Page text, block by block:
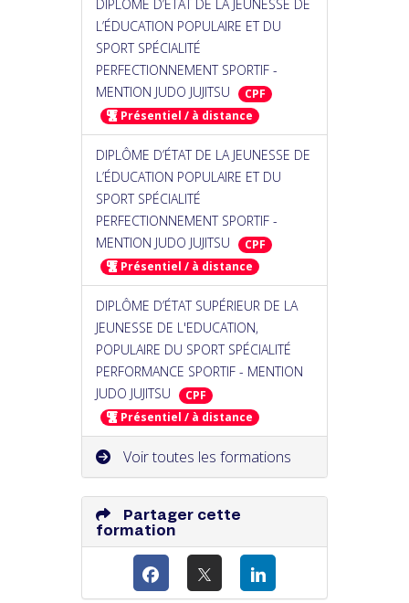
DIPLÔME D’ÉTAT DE LA JEUNESSE DE
L’ÉDUCATION POPULAIRE ET DU
SPORT SPÉCIALITÉ
PERFECTIONNEMENT SPORTIF -
MENTION JUDO JUJITSU
CPF
Présentiel / à distance
DIPLÔME D’ÉTAT DE LA JEUNESSE DE
L’ÉDUCATION POPULAIRE ET DU
SPORT SPÉCIALITÉ
PERFECTIONNEMENT SPORTIF -
MENTION JUDO JUJITSU
CPF
Présentiel / à distance
DIPLÔME D’ÉTAT SUPÉRIEUR DE LA
JEUNESSE DE L'EDUCATION,
POPULAIRE DU SPORT SPÉCIALITÉ
PERFORMANCE SPORTIF - MENTION
JUDO JUJITSU
CPF
Présentiel / à distance
Voir toutes les formations
Partager cette
formation